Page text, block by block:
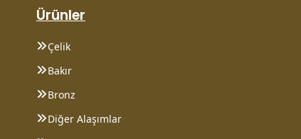
Ürünler
Çelik
Bakır
Bronz
Diğer Alaşımlar